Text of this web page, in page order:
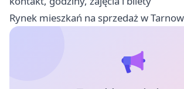
Rynek mieszkań na sprzedaż w